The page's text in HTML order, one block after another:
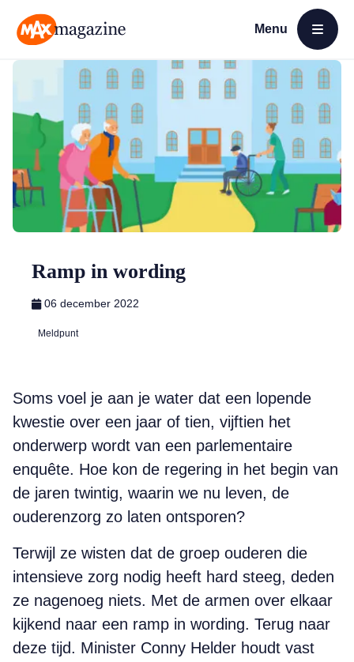
Menu
Open menu
Ramp in wording
06 december 2022
Meldpunt
Soms voel je aan je water dat een lopende
kwestie over een jaar of tien, vijftien het
onderwerp wordt van een parlementaire
enquête. Hoe kon de regering in het begin van
de jaren twintig, waarin we nu leven, de
ouderen­zorg zo laten ontsporen?
Terwijl ze wisten dat de groep ouderen die
intensieve zorg nodig heeft hard steeg, deden
ze nagenoeg niets. Met de armen over elkaar
kijkend naar een ramp in wording. Terug naar
deze tijd. Minister Conny Helder houdt vast